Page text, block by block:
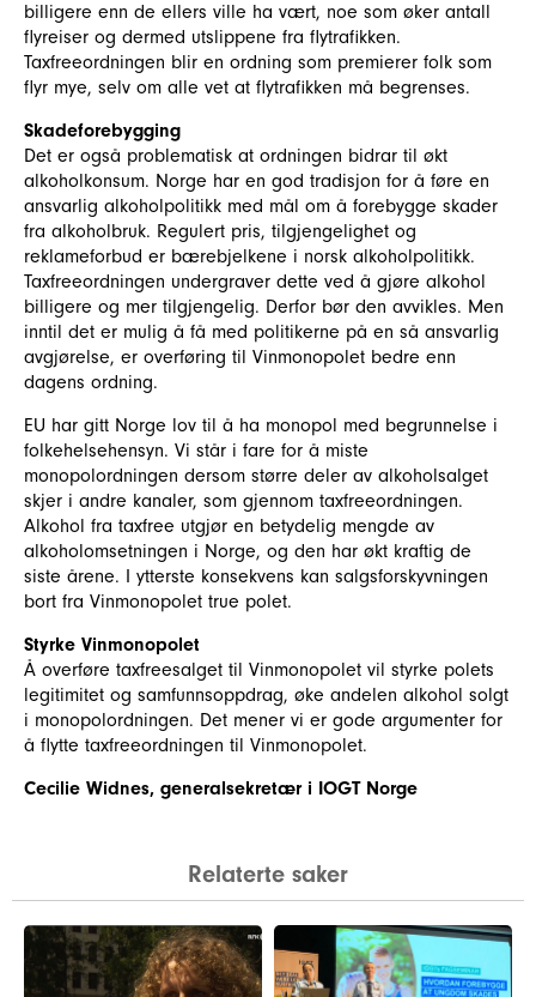
billigere enn de ellers ville ha vært, noe som øker antall
flyreiser og dermed utslippene fra flytrafikken.
Taxfreeordningen blir en ordning som premierer folk som
flyr mye, selv om alle vet at flytrafikken må begrenses.
Skadeforebygging
Det er også problematisk at ordningen bidrar til økt
alkoholkonsum. Norge har en god tradisjon for å føre en
ansvarlig alkoholpolitikk med mål om å forebygge skader
fra alkoholbruk. Regulert pris, tilgjengelighet og
reklameforbud er bærebjelkene i norsk alkoholpolitikk.
Taxfreeordningen undergraver dette ved å gjøre alkohol
billigere og mer tilgjengelig. Derfor bør den avvikles. Men
inntil det er mulig å få med politikerne på en så ansvarlig
avgjørelse, er overføring til Vinmonopolet bedre enn
dagens ordning.
EU har gitt Norge lov til å ha monopol med begrunnelse i
folkehelsehensyn. Vi står i fare for å miste
monopolordningen dersom større deler av alkoholsalget
skjer i andre kanaler, som gjennom taxfreeordningen.
Alkohol fra taxfree utgjør en betydelig mengde av
alkoholomsetningen i Norge, og den har økt kraftig de
siste årene. I ytterste konsekvens kan salgsforskyvningen
bort fra Vinmonopolet true polet.
Styrke Vinmonopolet
Å overføre taxfreesalget til Vinmonopolet vil styrke polets
legitimitet og samfunnsoppdrag, øke andelen alkohol solgt
i monopolordningen. Det mener vi er gode argumenter for
å flytte taxfreeordningen til Vinmonopolet.
Cecilie Widnes, generalsekretær i IOGT Norge
Relaterte saker